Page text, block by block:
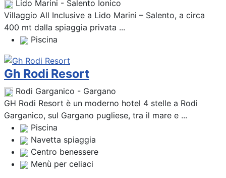
Lido Marini - Salento Ionico
Villaggio All Inclusive a Lido Marini – Salento, a circa
400 mt dalla spiaggia privata ...
Piscina
Gh Rodi Resort
Rodi Garganico - Gargano
GH Rodi Resort è un moderno hotel 4 stelle a Rodi
Garganico, sul Gargano pugliese, tra il mare e ...
Piscina
Navetta spiaggia
Centro benessere
Menù per celiaci